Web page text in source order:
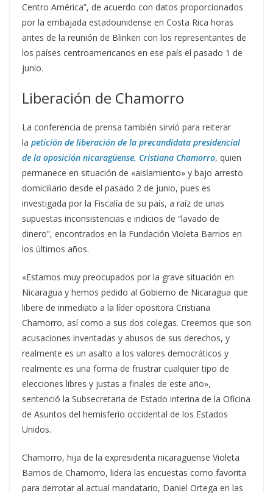
Centro América”, de acuerdo con datos proporcionados
por la embajada estadounidense en Costa Rica horas
antes de la reunión de Blinken con los representantes de
los países centroamericanos en ese país el pasado 1 de
junio.
Liberación de Chamorro
La conferencia de prensa también sirvió para reiterar
la petición de liberación de la precandidata presidencial
de la oposición nicaragüense, Cristiana Chamorro, quien
permanece en situación de «aislamiento» y bajo arresto
domiciliario desde el pasado 2 de junio, pues es
investigada por la Fiscalía de su país, a raíz de unas
supuestas inconsistencias e indicios de “lavado de
dinero”, encontrados en la Fundación Violeta Barrios en
los últimos años.
«Estamos muy preocupados por la grave situación en
Nicaragua y hemos pedido al Gobierno de Nicaragua que
libere de inmediato a la líder opositora Cristiana
Chamorro, así como a sus dos colegas. Creemos que son
acusaciones inventadas y abusos de sus derechos, y
realmente es un asalto a los valores democráticos y
realmente es una forma de frustrar cualquier tipo de
elecciones libres y justas a finales de este año»,
sentenció la Subsecretaria de Estado interina de la Oficina
de Asuntos del hemisferio occidental de los Estados
Unidos.
Chamorro, hija de la expresidenta nicaragüense Violeta
Barrios de Chamorro, lidera las encuestas como favorita
para derrotar al actual mandatario, Daniel Ortega en las